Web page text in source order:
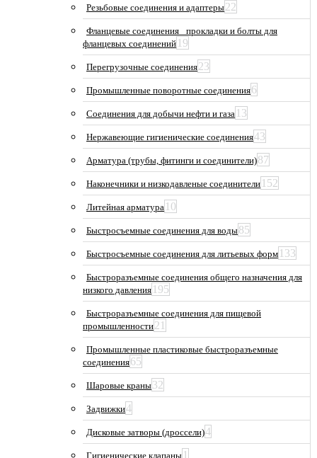
Резьбовые соединения и адаптеры22
Фланцевые соединения_ прокладки и болты для
фланцевых соединений 19
Перегрузочные соединения23
Промышленные поворотные соединения6
Соединения для добычи нефти и газа 13
Нержавеющие гигиенические соединения43
Арматура (трубы, фитинги и соединители)87
Наконечники и низкодавленые соединители 152
Литейная арматура 10
Быстросъемные соединения для воды85
Быстросъемные соединения для литьевых форм 133
Быстроразъемные соединения общего назначения для
низкого давления 195
Быстроразъемные соединения для пищевой
промышленности21
Промышленные пластиковые быстроразъемные
соединения65
Шаровые краны32
Задвижки4
Дисковые затворы (дроссели)4
Гигиенические клапаны 1